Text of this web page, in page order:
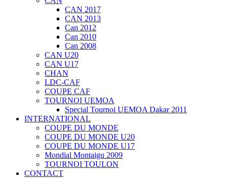
CAN 2017
CAN 2013
Can 2012
Can 2010
Can 2008
CAN U20
CAN U17
CHAN
LDC-CAF
COUPE CAF
TOURNOI UEMOA
Special Tournoi UEMOA Dakar 2011
INTERNATIONAL
COUPE DU MONDE
COUPE DU MONDE U20
COUPE DU MONDE U17
Mondial Montaigu 2009
TOURNOI TOULON
CONTACT